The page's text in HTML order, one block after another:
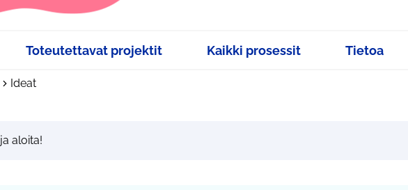
Toteutettavat projektit Kaikki prosessit Tietoa
Ideat
ja aloita!